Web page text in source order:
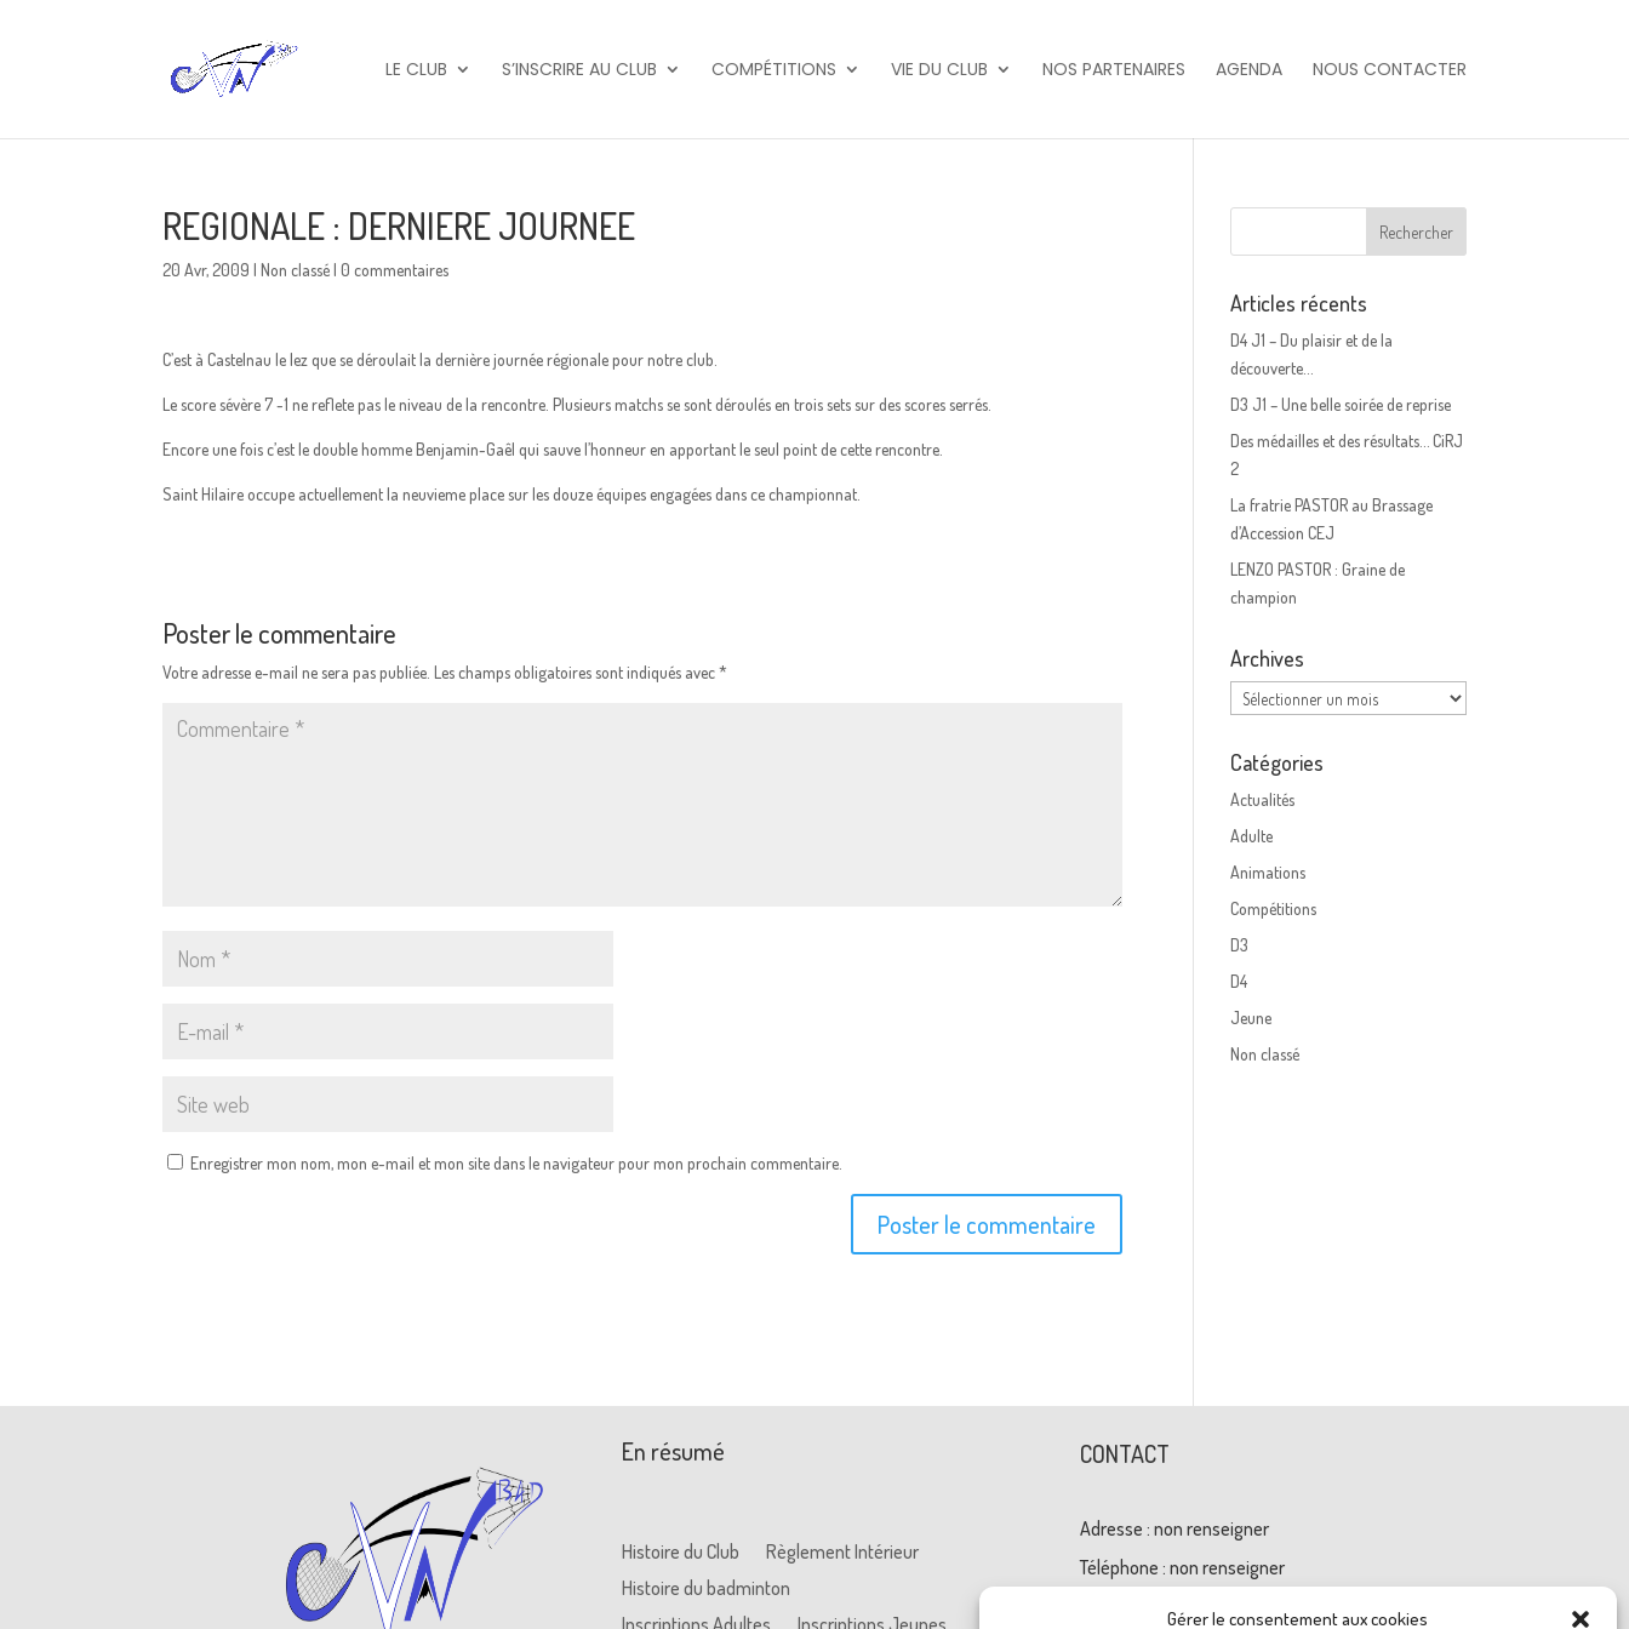
Gérer le consentement aux cookies
LE CLUB S’INSCRIRE AU CLUB COMPÉTITIONS VIE DU CLUB NOS PARTENAIRES AGENDA NOUS CONTACTER
REGIONALE : DERNIERE JOURNEE
20 Avr, 2009 |Non classé|0 commentaires
C’est à Castelnau le lez que se déroulait la dernière journée régionale pour notre club.
Le score sévère 7 -1 ne reflete pas le niveau de la rencontre. Plusieurs matchs se sont déroulés en trois sets sur des scores serrés.
Encore une fois c’est le double homme Benjamin-Gaêl qui sauve l’honneur en apportant le seul point de cette rencontre.
Saint Hilaire occupe actuellement la neuvieme place sur les douze équipes engagées dans ce championnat.
Poster le commentaire
Votre adresse e-mail ne sera pas publiée. Les champs obligatoires sont indiqués avec*
Enregistrer mon nom, mon e-mail et mon site dans le navigateur pour mon prochain commentaire.
Articles récents
D4 J1 – Du plaisir et de la
découverte…
D3 J1 – Une belle soirée de reprise
Des médailles et des résultats… CiRJ
2
La fratrie PASTOR au Brassage
d’Accession CEJ
LENZO PASTOR : Graine de
champion
Archives
Archives
Catégories
Actualités
Adulte
Animations
Compétitions
D3
D4
Jeune
Non classé
En résumé
Histoire du Club
Règlement Intérieur
Histoire du badminton
Inscriptions Adultes
Inscriptions Jeunes
CONTACT
Adresse : non renseigner
Téléphone : non renseigner